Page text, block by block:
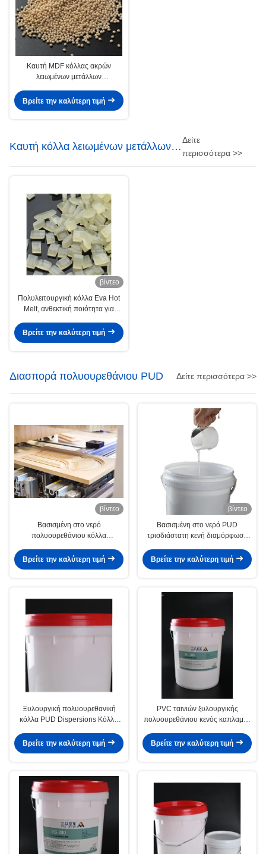
Καυτή MDF κόλλας ακρών
λειωμένων μετάλλων
ξύλου κόλλα λειωμένων μετάλλων
Edgebanding καυτή
Βρείτε την καλύτερη τιμή
Καυτή κόλλα λειωμένων μετάλλων
PSA
Δείτε
περισσότερα >>
βίντεο
Πολυλειτουργική κόλλα Eva Hot
Melt, ανθεκτική ποιότητα για
Βρείτε την καλύτερη τιμή
Διασπορά πολυουρεθάνιου PUD Δείτε περισσότερα >>
βίντεο
Βασισμένη στο νερό
πολυουρεθάνιου κόλλα
διασπορών κενή
Βρείτε την καλύτερη τιμή
βίντεο
Βασισμένη στο νερό PUD
τρισδιάστατη κενή διαμόρφωση
συγκολλητική
Βρείτε την καλύτερη τιμή
Ξυλουργική πολυουρεθανική
κόλλα PUD Dispersions Κόλλα
Βρείτε την καλύτερη τιμή
PVC ταινιών ξυλουργικής
πολυουρεθάνιου κενός καπλαμάς
στο νερό
Βρείτε την καλύτερη τιμή